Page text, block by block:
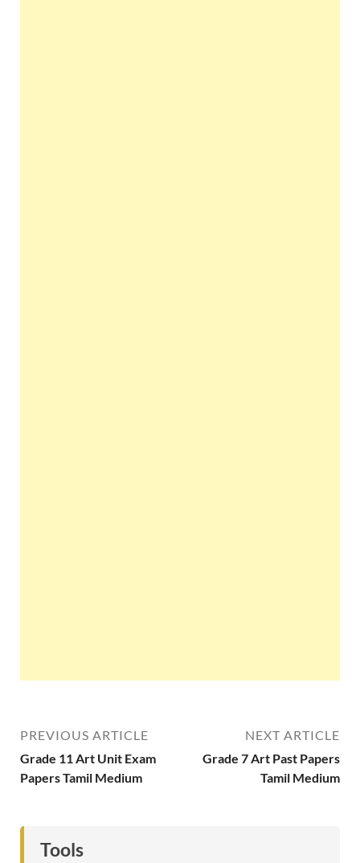
PREVIOUS ARTICLE
Grade 11 Art Unit Exam
Papers Tamil Medium
NEXT ARTICLE
Grade 7 Art Past Papers
Tamil Medium
Tools